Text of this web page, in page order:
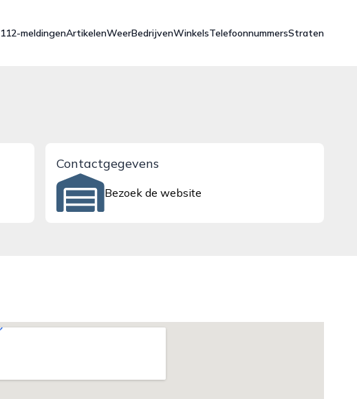
112-meldingenArtikelenWeerBedrijvenWinkelsTelefoonnummersStraten
Contactgegevens
Bezoek de website